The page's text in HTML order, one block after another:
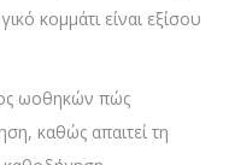
κομμάτι είναι εξίσου
ωοθηκών πώς
καθώς απαιτεί τη